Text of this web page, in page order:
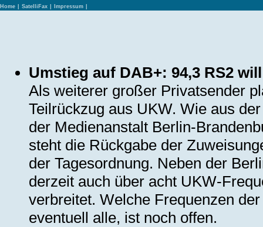
Home SatelliFax Impressum
Umstieg auf DAB+: 94,3 RS2
Als weiterer großer Privatsender
Teilrückzug aus UKW. Wie aus
der Medienanstalt Berlin-
steht die Rückgabe der
der Tagesordnung. Neben der
derzeit auch über acht UKW-
verbreitet. Welche Frequenzen
eventuell alle, ist noch offen.